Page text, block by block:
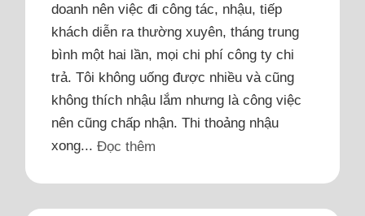
doanh nên việc đi công tác, nhậu, tiếp
khách diễn ra thường xuyên, tháng trung
bình một hai lần, mọi chi phí công ty chi
trả. Tôi không uống được nhiều và cũng
không thích nhậu lắm nhưng là công việc
nên cũng chấp nhận. Thi thoảng nhậu
xong... Đọc thêm